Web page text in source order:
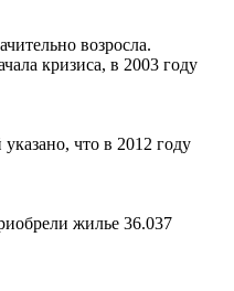
возросла.
кризиса, в 2003 году
что в 2012 году
жилье 36.037